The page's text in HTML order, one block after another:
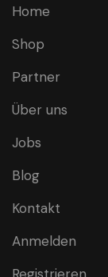
Home
Shop
Partner
Über uns
Jobs
Blog
Kontakt
Anmelden